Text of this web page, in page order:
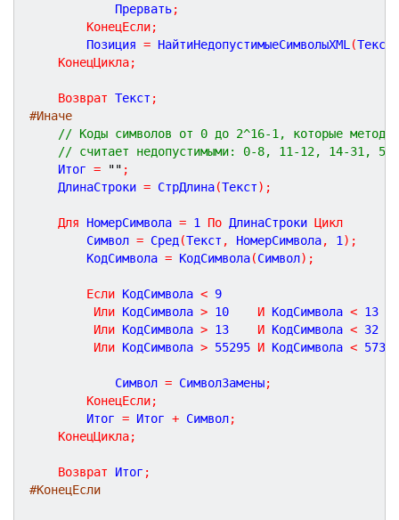
			Прервать
;
КонецЕсли;
		Позиция
= НайтиНедопустимыеСимволыXML (Текст
КонецЦикла;
Возврат Текст ;
#Иначе
// Коды символов от 0 до 2^16-1, которые метод
// считает недопустимыми: 0-8, 11-12, 14-31,
	Итог
= "" ;
	ДлинаСтроки
= СтрДлина(Текст) ;
Для НомерСимвола = 1 По ДлинаСтроки Цикл
		Символ
= Сред (Текст , НомерСимвола, 1 ) ;
		КодСимвола
= КодСимвола(Символ) ;
Если КодСимвола < 9
Или КодСимвола > 10 И КодСимвола < 13
Или КодСимвола > 13 И КодСимвола < 32
Или КодСимвола > 55295 И КодСимвола < 57344
			Символ
= СимволЗамены;
КонецЕсли;
		Итог
= Итог + Символ;
КонецЦикла;
Возврат Итог ;
#КонецЕсли